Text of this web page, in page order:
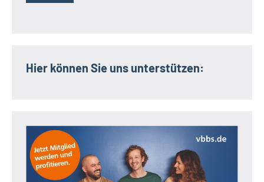
Hier können Sie uns unterstützen: